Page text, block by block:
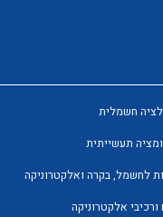
חשמלית
תעשייתית
לחשמל, בקרה ואלקטרוניקה
אלקטרוניקה